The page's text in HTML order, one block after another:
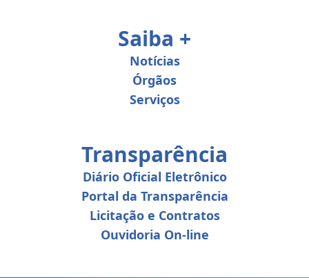
Saiba +
Notícias
Órgãos
Serviços
Transparência
Diário Oficial Eletrônico
Portal da Transparência
Licitação e Contratos
Ouvidoria On-line